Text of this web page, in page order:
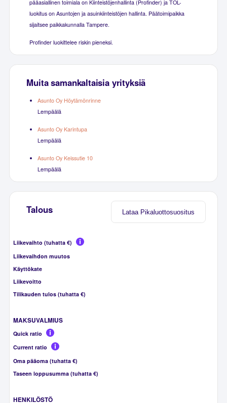
pääasiallinen toimiala on Kiinteistöjenhallinta (Profinder) ja TOL-
luokitus on Asuntojen ja asuinkiinteistöjen hallinta. Päätoimipaikka
sijaitsee paikkakunnalla Tampere.
Profinder luokittelee riskin pieneksi.
Muita samankaltaisia yrityksiä
Asunto Oy Höytämönrinne
Lempäälä
Asunto Oy Karintupa
Lempäälä
Asunto Oy Keissutie 10
Lempäälä
Lataa Pikaluottosuositus
Talous
Liikevaihto (tuhatta €)
Liikevaihdon muutos
Käyttökate
Liikevoitto
Tilikauden tulos (tuhatta €)
MAKSUVALMIUS
Quick ratio
Current ratio
Oma pääoma (tuhatta €)
Taseen loppusumma (tuhatta €)
HENKILÖSTÖ